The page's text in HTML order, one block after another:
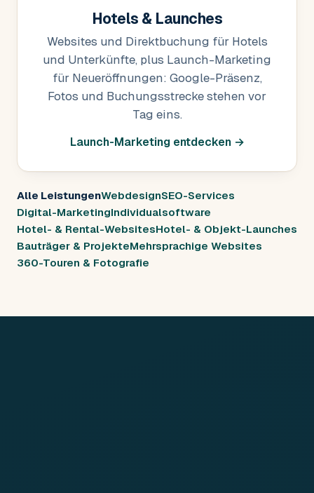
Hotels & Launches
Websites und Direktbuchung für Hotels
und Unterkünfte, plus Launch-Marketing
für Neueröffnungen: Google-Präsenz,
Fotos und Buchungsstrecke stehen vor
Tag eins.
Launch-Marketing entdecken →
Alle LeistungenWebdesignSEO-Services
Digital-MarketingIndividualsoftware
Hotel- & Rental-WebsitesHotel- & Objekt-Launches
Bauträger & ProjekteMehrsprachige Websites
360-Touren & Fotografie